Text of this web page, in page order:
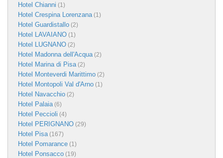
Hotel Chianni (1)
Hotel Crespina Lorenzana(1)
Hotel Guardistallo (2)
Hotel LAVAIANO (1)
Hotel LUGNANO (2)
Hotel Madonna dell'Acqua(2)
Hotel Marina di Pisa(2)
Hotel Monteverdi Marittimo (2)
Hotel Montopoli Val d'Arno (1)
Hotel Navacchio (2)
Hotel Palaia(6)
Hotel Peccioli (4)
Hotel PERIGNANO (29)
Hotel Pisa(167)
Hotel Pomarance (1)
Hotel Ponsacco (19)